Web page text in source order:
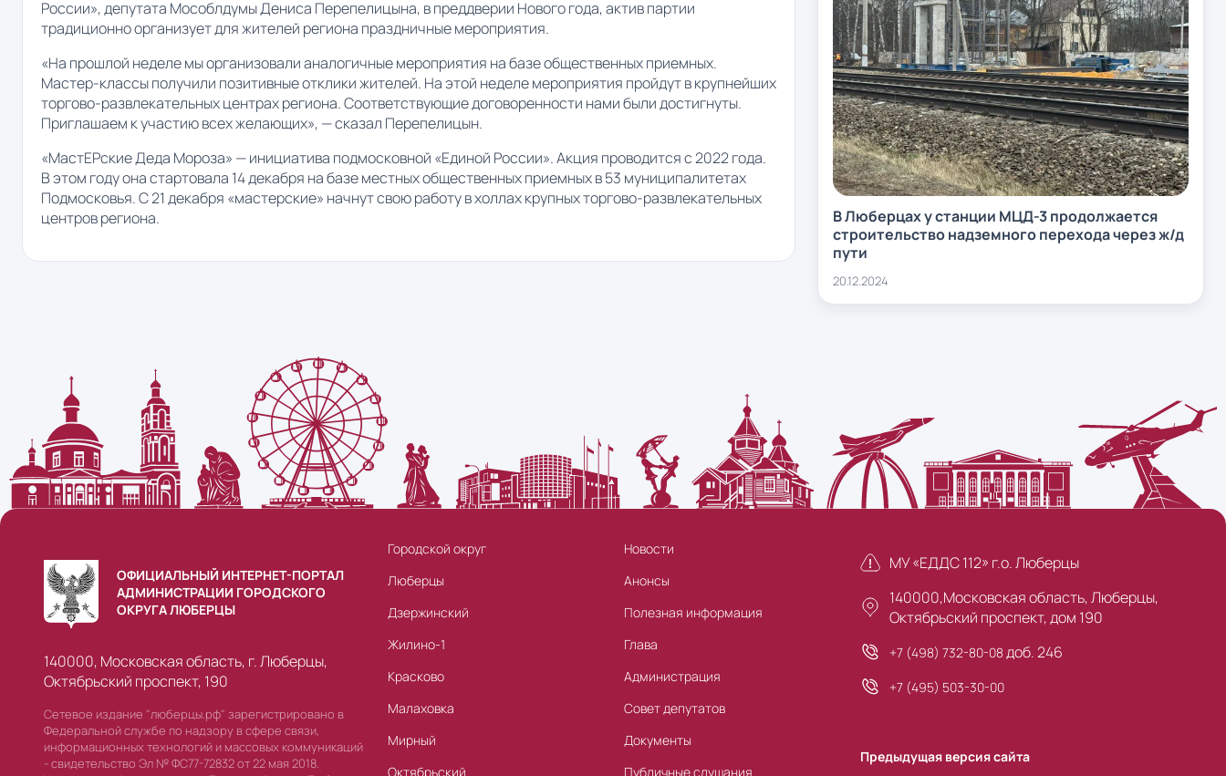
России», депутата Мособлдумы Дениса Перепелицына, в преддверии Нового года, актив партии
традиционно организует для жителей региона праздничные мероприятия.
«На прошлой неделе мы организовали аналогичные мероприятия на базе общественных приемных.
Мастер-классы получили позитивные отклики жителей. На этой неделе мероприятия пройдут в крупнейших
торгово-развлекательных центрах региона. Соответствующие договоренности нами были достигнуты.
Приглашаем к участию всех желающих», — сказал Перепелицын.
«МастЕРские Деда Мороза» — инициатива подмосковной «Единой России». Акция проводится с 2022 года.
В этом году она стартовала 14 декабря на базе местных общественных приемных в 53 муниципалитетах
Подмосковья. С 21 декабря «мастерские» начнут свою работу в холлах крупных торгово-развлекательных
центров региона.
В Люберцах у станции МЦД-3 продолжается
строительство надземного перехода через ж/д
пути
20.12.2024
ОФИЦИАЛЬНЫЙ ИНТЕРНЕТ-ПОРТАЛ
АДМИНИСТРАЦИИ ГОРОДСКОГО
ОКРУГА ЛЮБЕРЦЫ
140000, Московская область, г. Люберцы,
Октябрьский проспект, 190
Сетевое издание "люберцы.рф" зарегистрировано в
Федеральной службе по надзору в сфере связи,
информационных технологий и массовых коммуникаций
- свидетельство Эл № ФС77-72832 от 22 мая 2018.
Городской округ
Люберцы
Дзержинский
Жилино-1
Красково
Малаховка
Мирный
Октябрьский
Новости
Анонсы
Полезная информация
Глава
Администрация
Совет депутатов
Документы
Публичные слушания
МУ «ЕДДС 112» г.о. Люберцы
140000,Московская область, Люберцы,
Октябрьский проспект, дом 190
+7 (498) 732-80-08 доб. 246
+7 (495) 503-30-00
Предыдущая версия сайта